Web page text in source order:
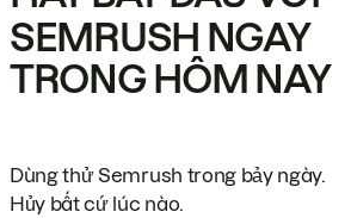
SEMRUSH NGAY
TRONG HÔM NAY
Dùng thử Semrush trong bảy ngày.
Hủy bất cứ lúc nào.